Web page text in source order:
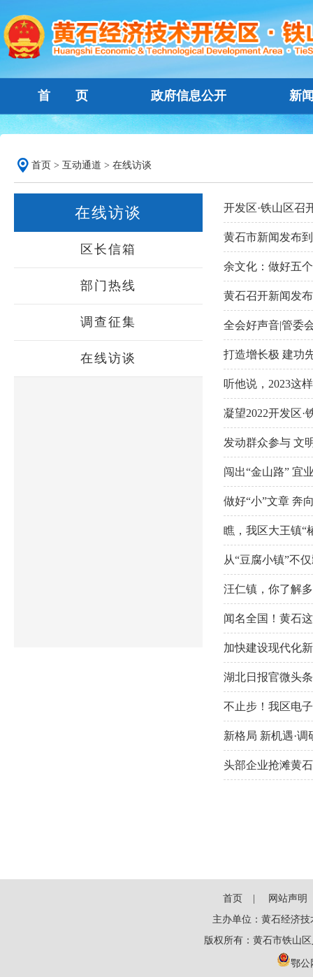
首 页 政府信息公开 新
首页 > 互动通道 > 在线访谈
在线访谈
区长信箱
部门热线
调查征集
在线访谈
开发区·铁山区召
黄石市新闻发布
余文化：做好五
黄石召开新闻发
全会好声音|管委
打造增长极 建功
听他说，2023这
凝望2022开发区·
发动群众参与 文
闯出“金山路” 宜
做好“小”文章 奔
瞧，我区大王镇
从“豆腐小镇”不
汪仁镇，你了解
闻名全国！黄石
加快建设现代化
湖北日报官微头
不止步！我区电
新格局 新机遇·
头部企业抢滩黄
首页
网站声明
主办单位：黄石经济
版权所有：黄石市铁山
鄂公